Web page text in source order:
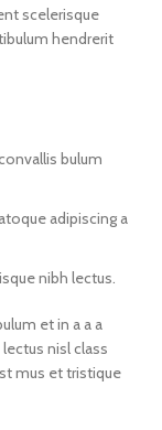
scelerisque
hendrerit
bulum
adipiscing a
nibh lectus.
et in a a a
nisl class
mus et tristique